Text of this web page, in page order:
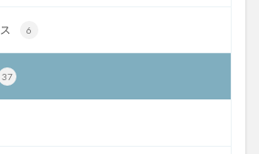
6
37